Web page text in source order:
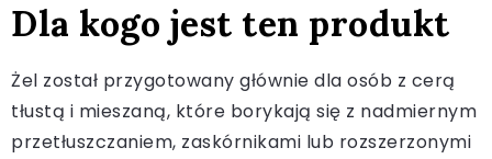
Dla kogo jest ten produkt
Żel został przygotowany głównie dla osób z cerą
tłustą i mieszaną, które borykają się z nadmiernym
przetłuszczaniem, zaskórnikami lub rozszerzonymi